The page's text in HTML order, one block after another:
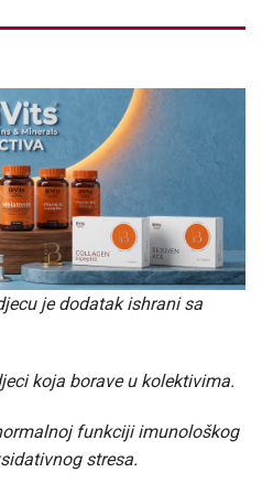
je dodatak ishrani sa
koja borave u kolektivima.
funkciji imunološkog
stresa.